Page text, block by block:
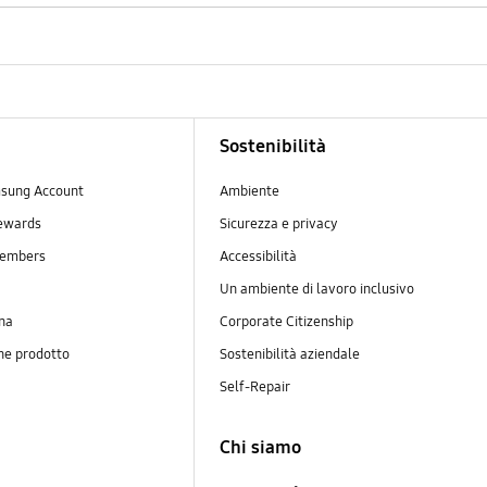
Account
prodotto
Sostenibilità
Ambiente
Sicurezza e privacy
Accessibilità
Un ambiente di lavoro inclusivo
Corporate Citizenship
Sostenibilità aziendale
Self-Repair
Chi siamo